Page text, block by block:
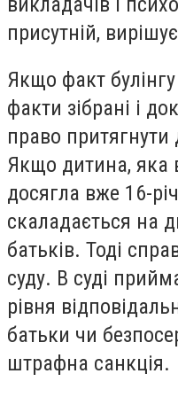
присутній,
Якщо факт
факти зібрані і
право притягнути
Якщо дитина, яка
досягла вже 16-
скаладається на
батьків. Тоді
суду. В суді
рівня
батьки чи
штрафна санкція.